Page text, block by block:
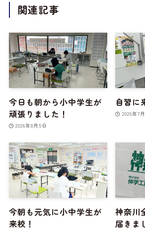
関連記事
今日も朝から小中学生が
頑張りました！
2026年8月5日
自習に
2026年7
今朝も元気に小中学生が
来校！
神奈川
届きま